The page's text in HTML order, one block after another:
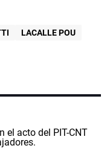
LACALLE POU